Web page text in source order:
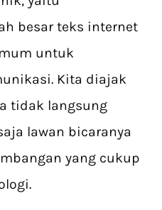
besar teks internet
untuk
Kita diajak
tidak langsung
lawan bicaranya
yang cukup